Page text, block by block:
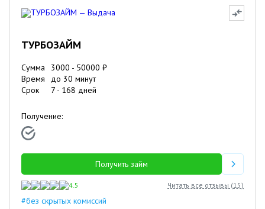
ТУРБОЗАЙМ
Сумма 3000 - 50000 ₽
Время
до 30 минут
Срок
7 - 168 дней
Получение:
Получить займ
4.5 Читать все отзывы (15)
#без скрытых комиссий